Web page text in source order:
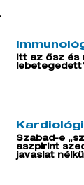
Itt az ősz és
Szabad-e
aszpirint
javaslat